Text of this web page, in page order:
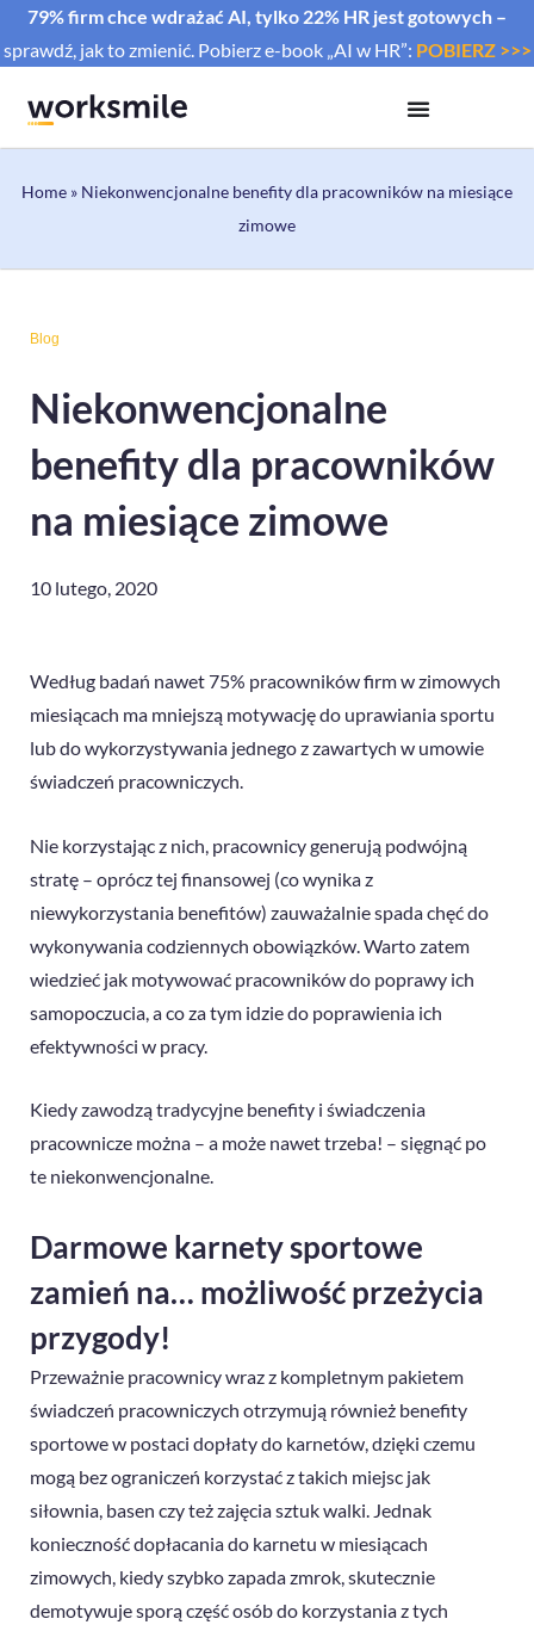
79% firm chce wdrażać AI, tylko 22% HR jest gotowych –
sprawdź, jak to zmienić. Pobierz e-book „AI w HR”: POBIERZ >>>
Home » Niekonwencjonalne benefity dla pracowników na miesiące
zimowe
Blog
Niekonwencjonalne
benefity dla pracowników
na miesiące zimowe
10 lutego, 2020
Według badań nawet 75% pracowników firm w zimowych
miesiącach ma mniejszą motywację do uprawiania sportu
lub do wykorzystywania jednego z zawartych w umowie
świadczeń pracowniczych.
Nie korzystając z nich, pracownicy generują podwójną
stratę – oprócz tej finansowej (co wynika z
niewykorzystania benefitów) zauważalnie spada chęć do
wykonywania codziennych obowiązków. Warto zatem
wiedzieć jak motywować pracowników do poprawy ich
samopoczucia, a co za tym idzie do poprawienia ich
efektywności w pracy.
Kiedy zawodzą tradycyjne benefity i świadczenia
pracownicze można – a może nawet trzeba! – sięgnąć po
te niekonwencjonalne.
Darmowe karnety sportowe
zamień na… możliwość przeżycia
przygody!
Przeważnie pracownicy wraz z kompletnym pakietem
świadczeń pracowniczych otrzymują również benefity
sportowe w postaci dopłaty do karnetów, dzięki czemu
mogą bez ograniczeń korzystać z takich miejsc jak
siłownia, basen czy też zajęcia sztuk walki. Jednak
konieczność dopłacania do karnetu w miesiącach
zimowych, kiedy szybko zapada zmrok, skutecznie
demotywuje sporą część osób do korzystania z tych